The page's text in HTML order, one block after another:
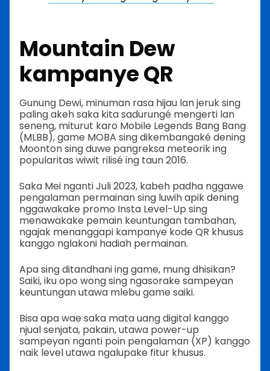
Mountain Dew
kampanye QR
Gunung Dewi, minuman rasa hijau lan jeruk sing
paling akeh saka kita sadurungé mengerti lan
seneng, miturut karo Mobile Legends Bang Bang
(MLBB), game MOBA sing dikembangaké dening
Moonton sing duwe pangreksa meteorik ing
popularitas wiwit rilisé ing taun 2016.
Saka Mei nganti Juli 2023, kabeh padha nggawe
pengalaman permainan sing luwih apik dening
nggawakake promo Insta Level-Up sing
menawakake pemain keuntungan tambahan,
ngajak menanggapi kampanye kode QR khusus
kanggo nglakoni hadiah permainan.
Apa sing ditandhani ing game, mung dhisikan?
Saiki, iku opo wong sing ngasorake sampeyan
keuntungan utawa mlebu game saiki.
Bisa apa wae saka mata uang digital kanggo
njual senjata, pakain, utawa power-up
sampeyan nganti poin pengalaman (XP) kanggo
naik level utawa ngalupake fitur khusus.